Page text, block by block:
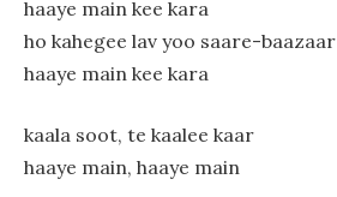
haaye main kee kara
ho kahegee lav yoo saare-baazaar
haaye main kee kara
kaala soot, te kaalee kaar
haaye main, haaye main